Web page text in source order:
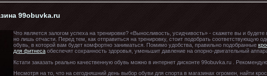
99obuvka.ru
Что является залогом успеха на тренировке? «Выносливость, усидчивость» - скажете вы и будете
но лишь отчасти. Перед тем, как отправиться на тренировку, стоит подобрать соответствующую
обувь, в которой вам будет комфортно заниматься. Помимо удобства, правильно подобранные
для фитнеса обеспечят сохранность здоровья, уменьшит давление на опорно-двигательный
Кстати заказать реально качественную обувь можно в интернет дисконте 99obuvka.ru . Рекомендую
Несмотря на то, что на сегодняшний день выбор обуви для спорта в магазинах огромен, найти